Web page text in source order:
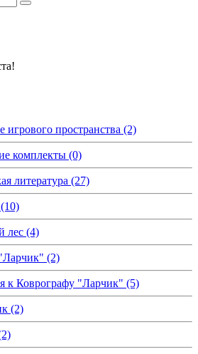
пространства (2)
комплекты (0)
литература (27)
лес (4)
(2)
к Коврографу "Ларчик" (5)
(2)